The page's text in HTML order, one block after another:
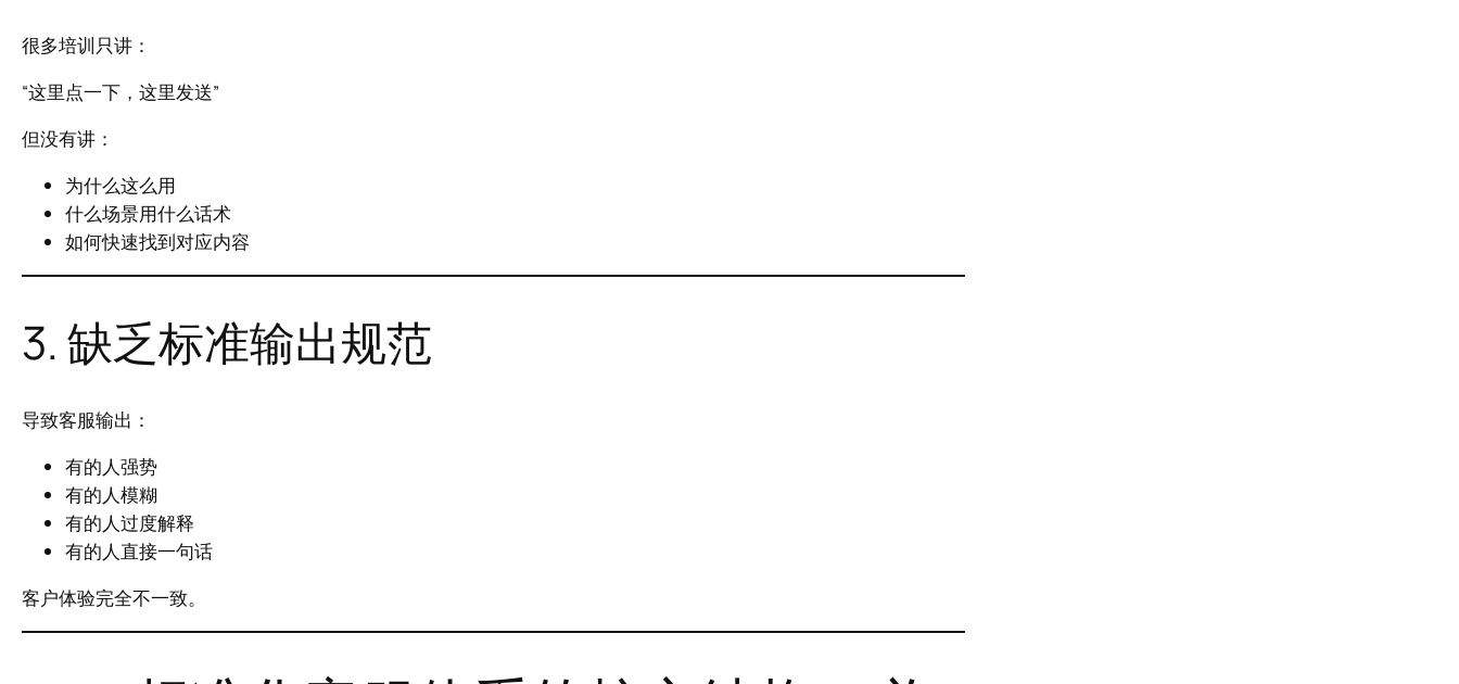
很多培训只讲：
“这里点一下，这里发送”
但没有讲：
为什么这么用
什么场景用什么话术
如何快速找到对应内容
3. 缺乏标准输出规范
导致客服输出：
有的人强势
有的人模糊
有的人过度解释
有的人直接一句话
客户体验完全不一致。